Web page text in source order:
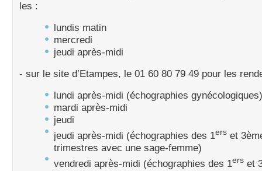
les :
lundis matin
mercredi
jeudi après-midi
- sur le site d’Etampes, le 01 60 80 79 49 pour les
lundi après-midi (échographies
mardi après-midi
jeudi
jeudi après-midi (échographies des 1ers et
trimestres avec une sage-femme)
vendredi après-midi (échographies des 1ers et